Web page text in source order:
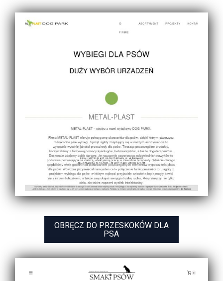
OBRĘCZ DO PRZESKOKÓW DLA
PSA